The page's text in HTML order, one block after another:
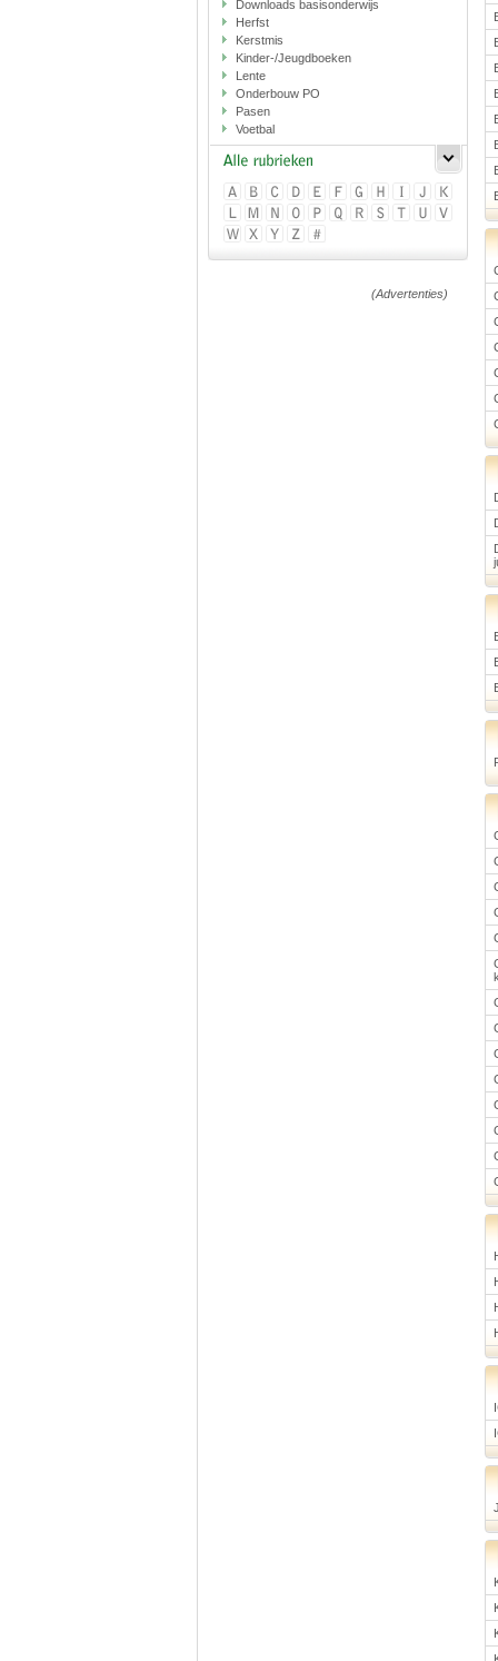
Downloads basisonderwijs
Herfst
Kerstmis
Kinder-/Jeugdboeken
Lente
Onderbouw PO
Pasen
Voetbal
(Advertenties)